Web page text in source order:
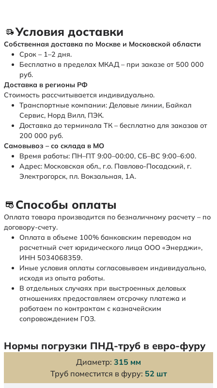
Условия доставки
Собственная доставка по Москве и Московской области
Срок – 1–2 дня.
Бесплатно в пределах МКАД – при заказе от 500 000
руб.
Доставка в регионы РФ
Стоимость рассчитывается индивидуально.
Транспортные компании: Деловые линии, Байкал
Сервис, Норд Вилл, ПЭК.
Доставка до терминала ТК – бесплатно для заказов от
200 000 руб.
Самовывоз – со склада в МО
Время работы: ПН–ПТ 9:00–00:00, СБ–ВС 9:00–6:00.
Адрес: Московская обл., г.о. Павлово-Посадский, г.
Электрогорск, пл. Вокзальная, 1А.
Способы оплаты
Оплата товара производится по безналичному расчету – по
договору-счету.
Оплата в объеме 100% банковским переводом на
расчетный счет юридического лица ООО «Энерджи»,
ИНН 5034068359.
Иные условия оплаты согласовываем индивидуально,
исходя из опыта работы.
В отдельных случаях при выстроенных деловых
отношениях предоставляем отсрочку платежа и
работаем по контрактам с казначейским
сопровождением ГОЗ.
Нормы погрузки ПНД-труб в евро-фуру
Диаметр: 315 мм
Труб поместится в фуру: 52 шт